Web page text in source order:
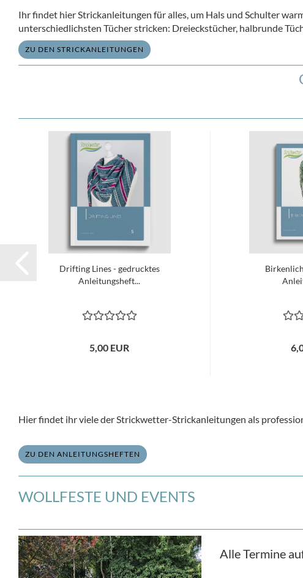
Ihr findet hier Strickanleitungen für alles, um Hals und Schulter
unterschiedlichsten Tücher stricken: Dreieckstücher, halbrunde
ZU DEN STRICKANLEITUNGEN
Drifting Lines - gedrucktes
Anleitungsheft...
5,00 EUR
Hier findet ihr viele der Strickwetter-Strickanleitungen als
ZU DEN ANLEITUNGSHEFTEN
WOLLFESTE UND EVENTS
Alle Termine